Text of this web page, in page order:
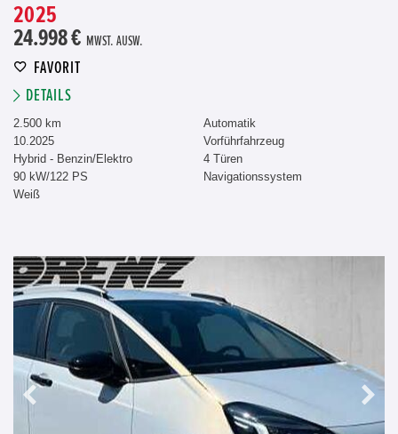
2025
24.998 € MWST. AUSW.
FAVORIT
DETAILS
2.500 km
10.2025
Hybrid - Benzin/Elektro
90 kW/122 PS
Weiß
Automatik
Vorführfahrzeug
4 Türen
Navigationssystem